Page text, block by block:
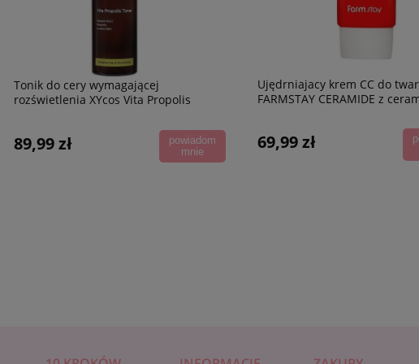
hialuronowym CONNY KWAS
HIALURONOWY, 23 ml
4,99 zł
ujędrniająca maseczka do twarzy
5,99 zł
Tonik do cery wymagającej
rozświetlenia XYcos Vita Propolis
89,99 zł
powiadom
mnie
Ujędrniajacy krem CC do
FARMSTAY CERAMIDE z
69,99 zł